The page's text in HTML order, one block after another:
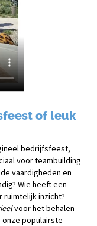
of leuk
bedrijfsfeest,
voor teambuilding
vaardigheden en
Wie heeft een
ruimtelijk inzicht?
voor het behalen
onze populairste